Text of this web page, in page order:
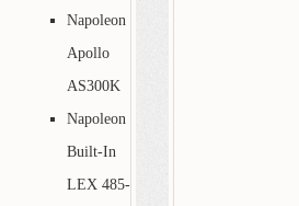
Napoleon
Apollo
AS300K
Napoleon
Built-In
LEX 485-